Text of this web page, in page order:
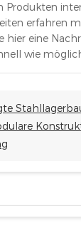
Produkten
erfahren
hier eine
wie